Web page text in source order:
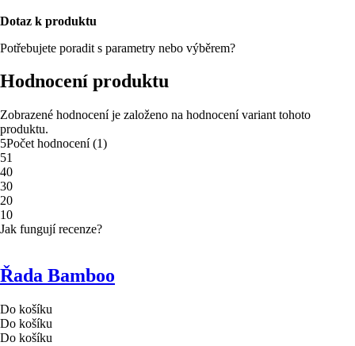
Dotaz k produktu
Potřebujete poradit s parametry nebo výběrem?
Hodnocení produktu
Zobrazené hodnocení je založeno na hodnocení variant tohoto
produktu.
5Počet hodnocení(1)
51
40
30
20
10
Jak fungují recenze?
Řada Bamboo
Do košíku
Do košíku
Do košíku